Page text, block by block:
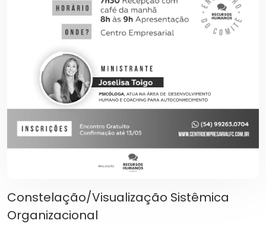
Constelação/Visualização Sistêmica
Organizacional